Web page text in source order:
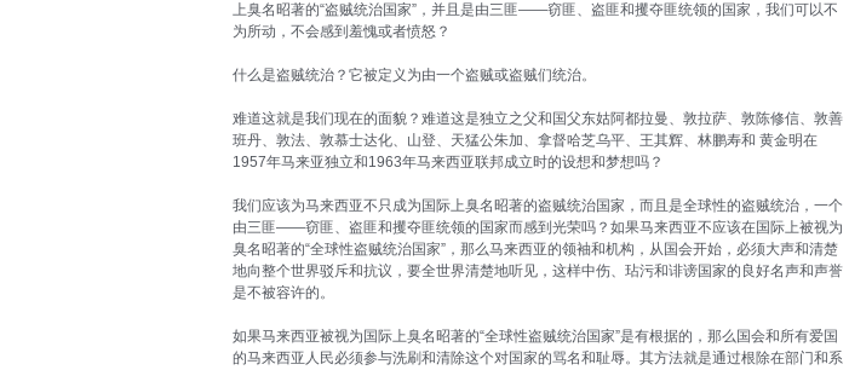
上臭名昭著的“盗贼统治国家”，并且是由三匪——窃匪、盗匪和攫夺匪统领的国家，我们可以不
为所动，不会感到羞愧或者愤怒？
什么是盗贼统治？它被定义为由一个盗贼或盗贼们统治。
难道这就是我们现在的面貌？难道这是独立之父和国父东姑阿都拉曼、敦拉萨、敦陈修信、敦善
班丹、敦法、敦慕士达化、山登、天猛公朱加、拿督哈芝乌平、王其辉、林鹏寿和 黄金明在
1957年马来亚独立和1963年马来西亚联邦成立时的设想和梦想吗？
我们应该为马来西亚不只成为国际上臭名昭著的盗贼统治国家，而且是全球性的盗贼统治，一个
由三匪——窃匪、盗匪和攫夺匪统领的国家而感到光荣吗？如果马来西亚不应该在国际上被视为
臭名昭著的“全球性盗贼统治国家”，那么马来西亚的领袖和机构，从国会开始，必须大声和清楚
地向整个世界驳斥和抗议，要全世界清楚地听见，这样中伤、玷污和诽谤国家的良好名声和声誉
是不被容许的。
如果马来西亚被视为国际上臭名昭著的“全球性盗贼统治国家”是有根据的，那么国会和所有爱国
的马来西亚人民必须参与洗刷和清除这个对国家的骂名和耻辱。其方法就是通过根除在部门和系